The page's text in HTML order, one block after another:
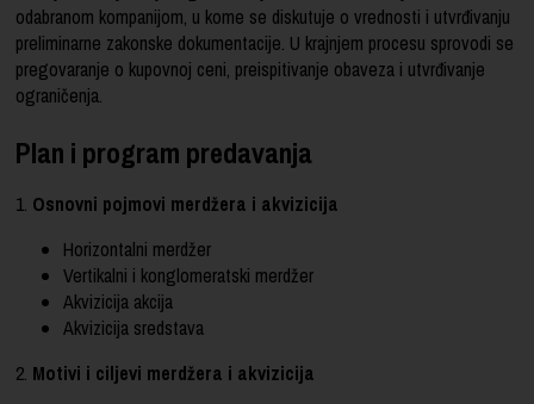
odabranom kompanijom, u kome se diskutuje o vrednosti i utvrđivanju
preliminarne zakonske dokumentacije. U krajnjem procesu sprovodi se
pregovaranje o kupovnoj ceni, preispitivanje obaveza i utvrđivanje
ograničenja.
Plan i program predavanja
1. Osnovni pojmovi merdžera i akvizicija
Horizontalni merdžer
Vertikalni i konglomeratski merdžer
Akvizicija akcija
Akvizicija sredstava
2. Motivi i ciljevi merdžera i akvizicija